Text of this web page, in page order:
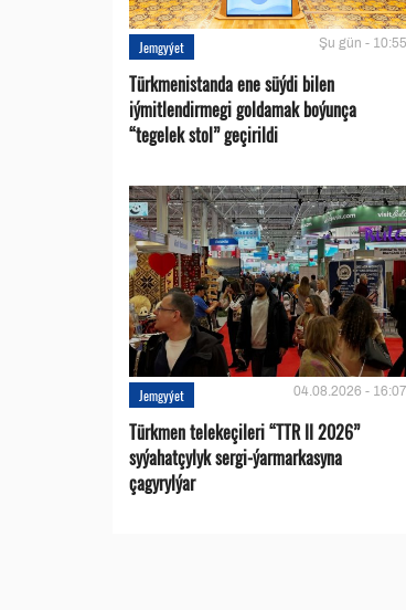
Jemgyýet Şu gün - 10:55
Türkmenistanda ene süýdi bilen
iýmitlendirmegi goldamak boýunça
“tegelek stol” geçirildi
Jemgyýet 04.08.2026 - 16:07
Türkmen telekeçileri “TTR II 2026”
syýahatçylyk sergi-ýarmarkasyna
çagyrylýar